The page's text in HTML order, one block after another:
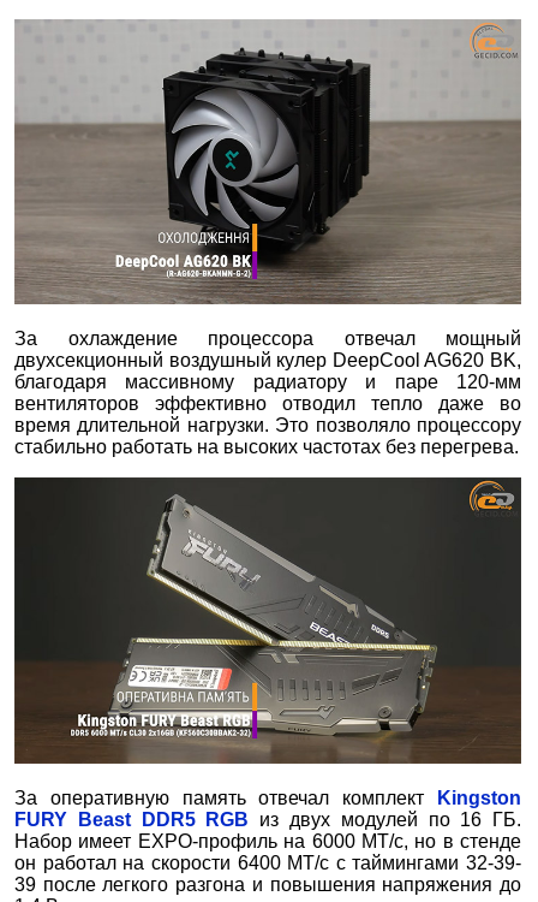
За охлаждение процессора отвечал мощный
двухсекционный воздушный кулер DeepCool AG620 BK,
благодаря массивному радиатору и паре 120-мм
вентиляторов эффективно отводил тепло даже во
время длительной нагрузки. Это позволяло процессору
стабильно работать на высоких частотах без перегрева.
За оперативную память отвечал комплект
Kingston
FURY Beast DDR5 RGB из двух модулей по 16 ГБ.
Набор имеет EXPO-профиль на 6000 МТ/с, но в стенде
он работал на скорости 6400 МТ/с с таймингами 32-39-
39 после легкого разгона и повышения напряжения до